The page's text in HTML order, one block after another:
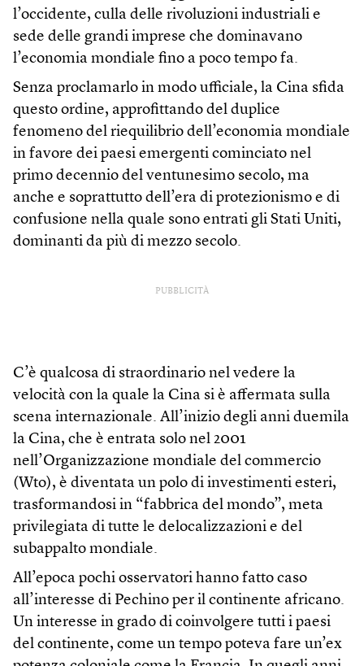
l’occidente, culla delle rivoluzioni industriali e
sede delle grandi imprese che dominavano
l’economia mondiale fino a poco tempo fa.
Senza proclamarlo in modo ufficiale, la Cina sfida
questo ordine, approfittando del duplice
fenomeno del riequilibrio dell’economia mondiale
in favore dei paesi emergenti cominciato nel
primo decennio del ventunesimo secolo, ma
anche e soprattutto dell’era di protezionismo e di
confusione nella quale sono entrati gli Stati Uniti,
dominanti da più di mezzo secolo.
PUBBLICITÀ
C’è qualcosa di straordinario nel vedere la
velocità con la quale la Cina si è affermata sulla
scena internazionale. All’inizio degli anni duemila
la Cina, che è entrata solo nel 2001
nell’Organizzazione mondiale del commercio
(Wto), è diventata un polo di investimenti esteri,
trasformandosi in “fabbrica del mondo”, meta
privilegiata di tutte le delocalizzazioni e del
subappalto mondiale.
All’epoca pochi osservatori hanno fatto caso
all’interesse di Pechino per il continente africano.
Un interesse in grado di coinvolgere tutti i paesi
del continente, come un tempo poteva fare un’ex